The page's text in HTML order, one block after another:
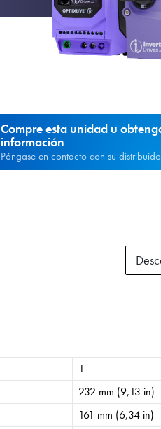
Compre esta unidad u
información
Póngase en contacto con su
1
232 mm (9,13 in)
161 mm (6,34 in)